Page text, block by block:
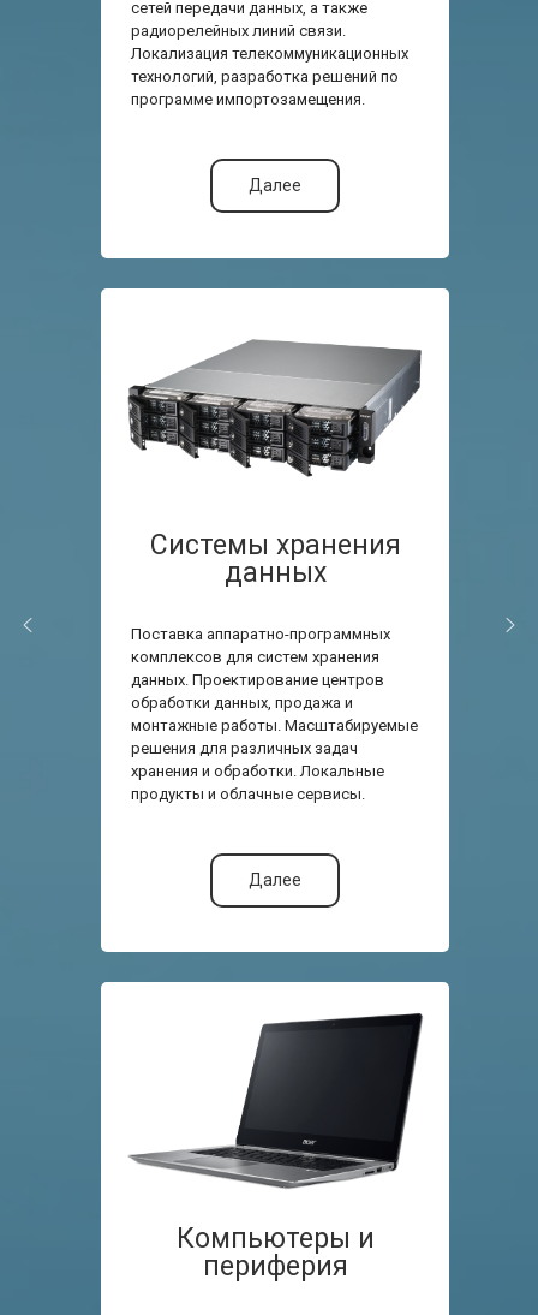
сетей передачи данных, а также
радиорелейных линий связи.
Локализация телекоммуникационных
технологий, разработка решений по
программе импортозамещения.
Далее
Системы хранения
данных
Поставка аппаратно-программных
комплексов для систем хранения
данных. Проектирование центров
обработки данных, продажа и
монтажные работы. Масштабируемые
решения для различных задач
хранения и обработки. Локальные
продукты и облачные сервисы.
Далее
Компьютеры и
периферия